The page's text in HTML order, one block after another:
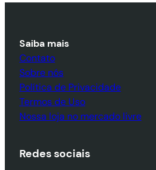
Saiba mais
Contato
Sobre nós
Política de Privacidade
Termos de Uso
Nossa loja no mercado livre
Redes sociais